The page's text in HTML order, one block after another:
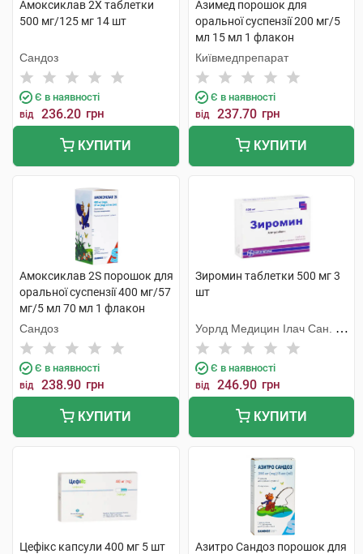
Амоксиклав 2Х таблетки
500 мг/125 мг 14 шт
Сандоз
Є в наявності
від 236.20 грн
КУПИТИ
Азимед порошок для
оральної суспензії 200 мг/5
мл 15 мл 1 флакон
Київмедпрепарат
Є в наявності
від 237.70 грн
КУПИТИ
Амоксиклав 2S порошок для
оральної суспензії 400 мг/57
мг/5 мл 70 мл 1 флакон
Сандоз
Є в наявності
від 238.90 грн
КУПИТИ
Зиромин таблетки 500 мг 3
шт
Уорлд Медицин Ілач Сан. Ве
Тідж
Є в наявності
від 246.90 грн
КУПИТИ
Цефікс капсули 400 мг 5 шт
Азитро Сандоз порошок для